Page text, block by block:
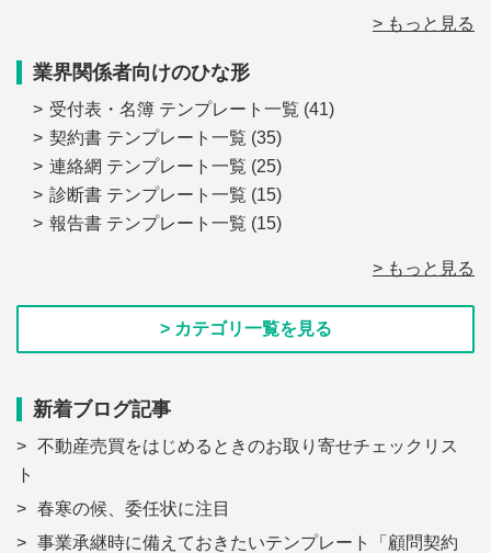
> もっと見る
業界関係者向けのひな形
受付表・名簿 テンプレート一覧 (41)
契約書 テンプレート一覧 (35)
連絡網 テンプレート一覧 (25)
診断書 テンプレート一覧 (15)
報告書 テンプレート一覧 (15)
> もっと見る
> カテゴリ一覧を見る
新着ブログ記事
不動産売買をはじめるときのお取り寄せチェックリス
ト
春寒の候、委任状に注目
事業承継時に備えておきたいテンプレート「顧問契約